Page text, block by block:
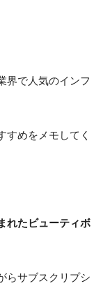
界で人気のインフ
すめをメモしてく
れたビューティボ
らサブスクリプシ